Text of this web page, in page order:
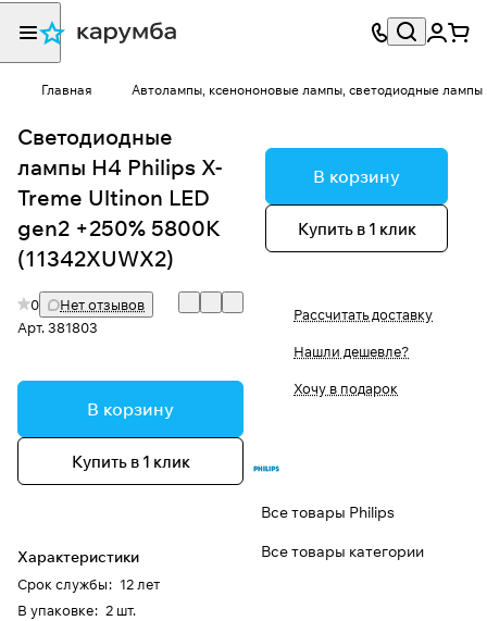
Главная Автолампы, ксенононовые лампы, светодиодные лампы
Светодиодные
лампы H4 Philips X-
Treme Ultinon LED
gen2 +250% 5800K
(11342XUWX2)
0
Нет отзывов
Арт.381803
В корзину
Купить в 1 клик
Характеристики
Срок службы: 12 лет
В упаковке: 2 шт.
В корзину
Купить в 1 клик
Рассчитать доставку
Нашли дешевле?
Хочу в подарок
Все товары Philips
Все товары категории